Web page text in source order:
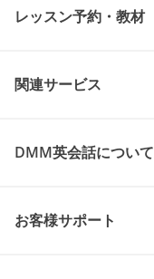
レッスン予約・教材
関連サービス
DMM英会話について
お客様サポート